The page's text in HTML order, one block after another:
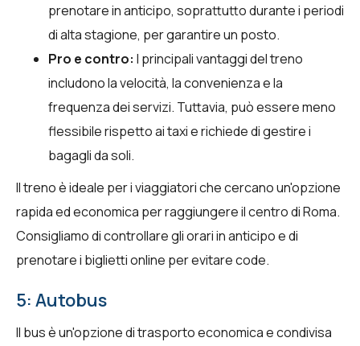
prenotare in anticipo, soprattutto durante i periodi
di alta stagione, per garantire un posto.
Pro e contro: I principali vantaggi del treno
includono la velocità, la convenienza e la
frequenza dei servizi. Tuttavia, può essere meno
flessibile rispetto ai taxi e richiede di gestire i
bagagli da soli.
Il treno è ideale per i viaggiatori che cercano un'opzione
rapida ed economica per raggiungere il centro di Roma.
Consigliamo di controllare gli orari in anticipo e di
prenotare i biglietti online per evitare code.
5: Autobus
Il bus è un'opzione di trasporto economica e condivisa